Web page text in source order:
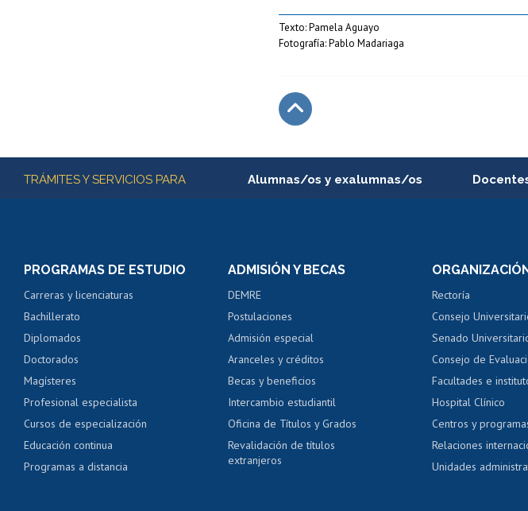
Texto: Pamela Aguayo
Fotografía: Pablo Madariaga
Más información
TRÁMITES Y SERVICIOS PARA Alumnas/os y exalumnas/os
Consulta y certificado de notas
Servicio médico y dental
Pago de arancel y crédito alumnos
Pago de arancel y crédito exalumnos
Certificado de títulos y grados
Evaluación
Calificación
Postulación
PROGRAMAS DE ESTUDIO
Carreras y licenciaturas
Bachillerato
Diplomados
Doctorados
Magísteres
Profesional especialista
Cursos de especialización
Educación continua
Programas a distancia
ADMISIÓN Y BECAS
DEMRE
Postulaciones
Admisión especial
Aranceles y créditos
Becas y beneficios
Intercambio estudiantil
Oficina de Títulos y Grados
Revalidación de títulos
extranjeros
Rectoría
Consejo
Senado
Consejo de
Facultades e
Hospital Clínico
Centros y
Relaciones
Unidades